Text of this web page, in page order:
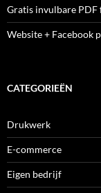
Gratis invulbare
Website + Facebook
CATEGORIEËN
Drukwerk
E-commerce
Eigen bedrijf